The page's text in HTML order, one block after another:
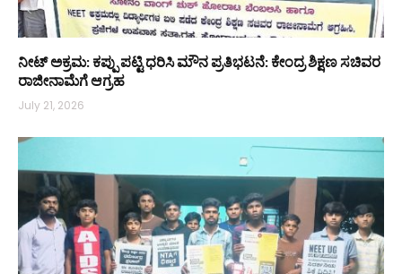
ನೀಟ್ ಅಕ್ರಮ: ಕಪ್ಪು ಪಟ್ಟಿ ಧರಿಸಿ ಮೌನ ಪ್ರತಿಭಟನೆ: ಕೇಂದ್ರ ಶಿಕ್ಷಣ ಸಚಿವರ
ರಾಜೀನಾಮೆಗೆ ಆಗ್ರಹ
July 21, 2026